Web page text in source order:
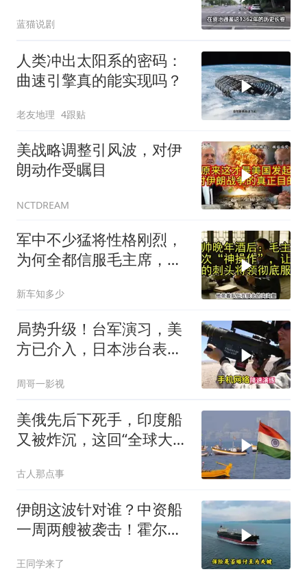
蓝猫说剧
人类冲出太阳系的密码：
曲速引擎真的能实现吗？
老友地理 4跟贴
美战略调整引风波，对伊
朗动作受瞩目
NCTDREAM
军中不少猛将性格刚烈，
为何全都信服毛主席，这
新车知多少
局势升级！台军演习，美
方已介入，日本涉台表述
周哥一影视
美俄先后下死手，印度船
又被炸沉，这回“全球大
古人那点事
伊朗这波针对谁？中资船
一周两艘被袭击！霍尔木
彻底破灭！
王同学来了